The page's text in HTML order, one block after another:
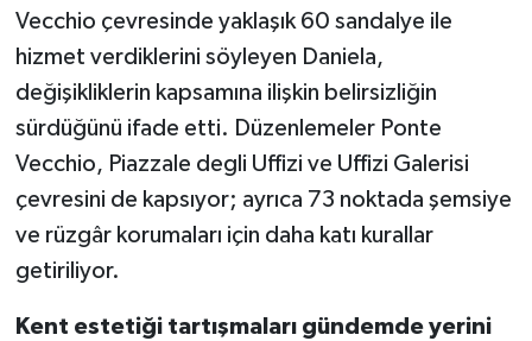
Vecchio çevresinde yaklaşık 60 sandalye ile
hizmet verdiklerini söyleyen Daniela,
değişikliklerin kapsamına ilişkin belirsizliğin
sürdüğünü ifade etti. Düzenlemeler Ponte
Vecchio, Piazzale degli Uffizi ve Uffizi Galerisi
çevresini de kapsıyor; ayrıca 73 noktada şemsiye
ve rüzgâr korumaları için daha katı kurallar
getiriliyor.
Kent estetiği tartışmaları gündemde yerini